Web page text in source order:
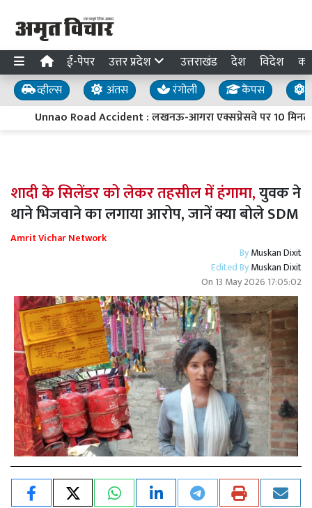
ई-पेपर उत्तर प्रदेश उत्तराखंड देश विदेश
व्हील्स अंतस रंगोली कैंपस
Unnao Road Accident : लखनऊ-आगरा एक्सप्रेसवे पर 10 मिनट में
शादी के सिलेंडर को लेकर तहसील में हंगामा,युवक ने
थाने भिजवाने का लगाया आरोप, जानें क्या बोले SDM
Amrit Vichar Network
ByMuskan Dixit
Edited ByMuskan Dixit
On 13 May 2026 17:05:02